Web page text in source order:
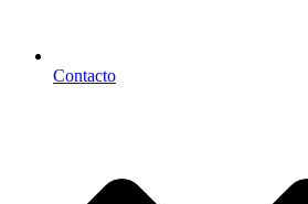
Contacto